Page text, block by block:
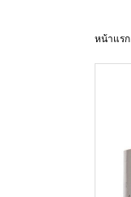
หน้าแรก